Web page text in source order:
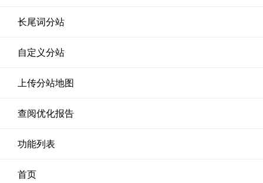
长尾词分站
自定义分站
上传分站地图
查阅优化报告
功能列表
首页